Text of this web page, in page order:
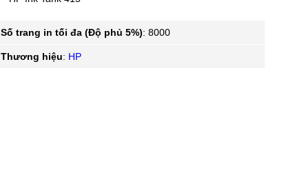
Số trang in tối đa (Độ phủ 5%): 8000
Thương hiệu: HP